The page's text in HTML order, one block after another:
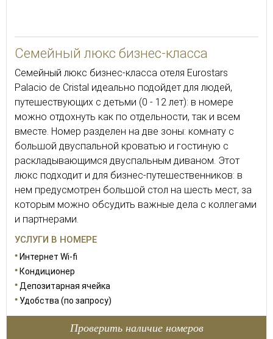
Семейный люкс бизнес-класса
Семейный люкс бизнес-класса отеля Eurostars
Palacio de Cristal идеально подойдет для людей,
путешествующих с детьми (0 - 12 лет): в номере
можно отдохнуть как по отдельности, так и всем
вместе. Номер разделен на две зоны: комнату с
большой двуспальной кроватью и гостиную с
раскладывающимся двуспальным диваном. Этот
люкс подходит и для бизнес-путешественников: в
нем предусмотрен большой стол на шесть мест, за
которым можно обсудить важные дела с коллегами
и партнерами.
УСЛУГИ В НОМЕРЕ
Интернет Wi-fi
Кондиционер
Депозитарная ячейка
Удобства (по запросу)
Проверить наличие номеров